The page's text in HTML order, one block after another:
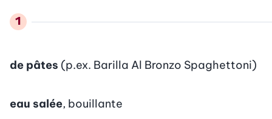
de pâtes (p.ex. Barilla Al Bronzo Spaghettoni)
eau salée, bouillante